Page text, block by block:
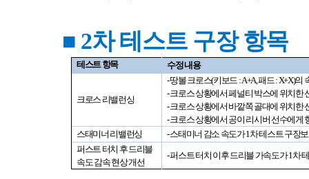
■ 2차 테스트 구장 항목
테스트 항목 수정 내용
크로스 리밸런싱
-땅볼 크로스(키보드 : A+A,패드: X+X)의
-크로스 상황에서 페널티 박스에 위치한
-크로스 상황에서 바깥쪽 골대에 위치한
-크로스 상황에서 공이 리시버 선수에게
스태미너 리밸런싱
-스태미너 감소 속도가1차 테스트 구장
퍼스트 터치 후 드리블
속도 감속 현상 개선
-퍼스트 터치 이후 드리블 가속도가1차